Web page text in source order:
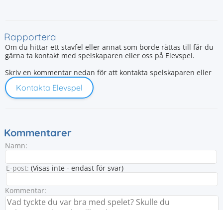
Rapportera
Om du hittar ett stavfel eller annat som borde rättas till får du
gärna ta kontakt med spelskaparen eller oss på Elevspel.
Skriv en kommentar nedan för att kontakta spelskaparen eller
Kontakta Elevspel
Kommentarer
Namn:
E-post: (Visas inte - endast för svar)
Kommentar: